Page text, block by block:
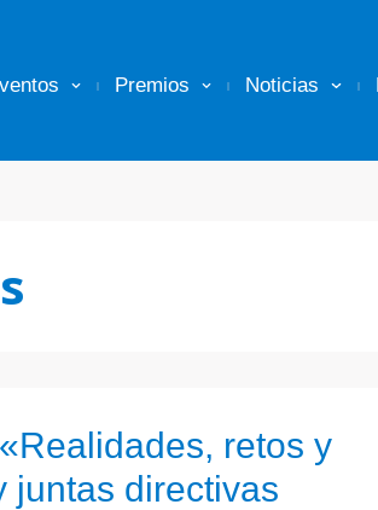
Premios Noticias
retos y
juntas directivas